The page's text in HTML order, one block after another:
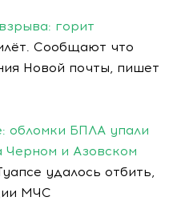
горит
Сообщают что
Новой почты, пишет
обломки БПЛА упали
Черном и Азовском
удалось отбить,
МЧС